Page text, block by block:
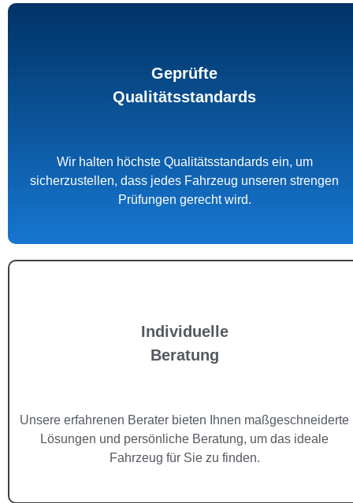
Geprüfte
Qualitätsstandards
Wir halten höchste Qualitätsstandards ein, um
sicherzustellen, dass jedes Fahrzeug unseren strengen
Prüfungen gerecht wird.
Individuelle
Beratung
Unsere erfahrenen Berater bieten Ihnen maßgeschneiderte
Lösungen und persönliche Beratung, um das ideale
Fahrzeug für Sie zu finden.